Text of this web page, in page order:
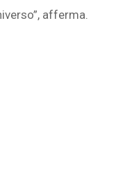
afferma.